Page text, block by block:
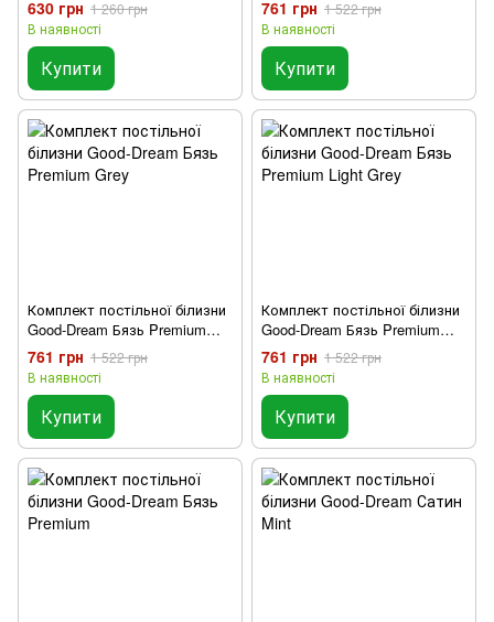
630 грн 1 260 грн
В наявності
Купити
761 грн 1 522 грн
В наявності
Купити
Комплект постільної білизни
Good-Dream Бязь Premium
Grey
761 грн 1 522 грн
В наявності
Купити
Комплект постільної білизни
Good-Dream Бязь Premium
Light Grey
761 грн 1 522 грн
В наявності
Купити